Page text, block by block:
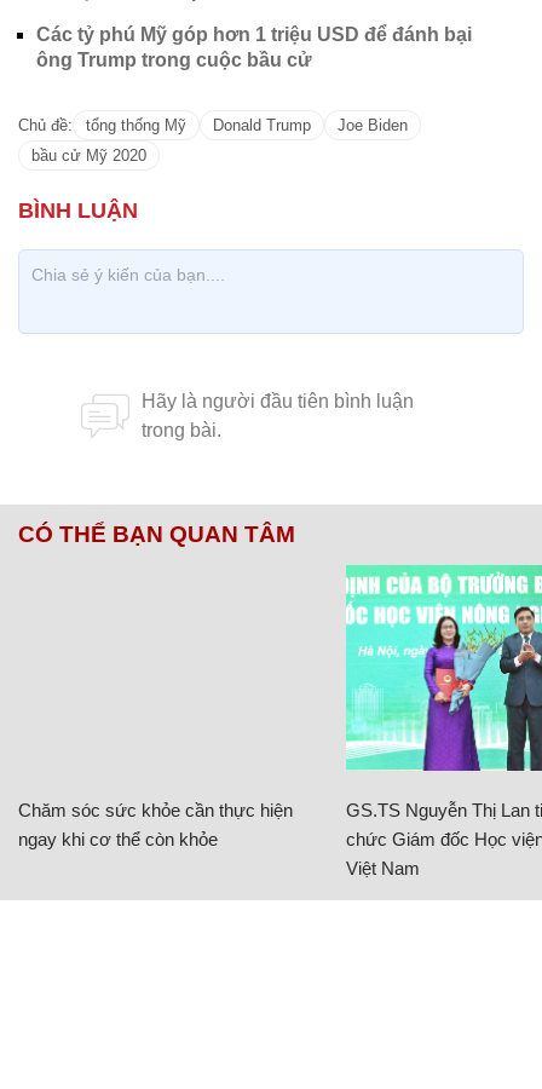
Các tỷ phú Mỹ góp hơn 1 triệu USD để đánh bại
ông Trump trong cuộc bầu cử
Chủ đề: tổng thống Mỹ Donald Trump
Joe Biden
bầu cử Mỹ 2020
CÓ THỂ BẠN QUAN TÂM
Chăm sóc sức khỏe cần thực hiện
ngay khi cơ thể còn khỏe
GS.TS Nguyễn Thị Lan
chức Giám đốc Học
Việt Nam